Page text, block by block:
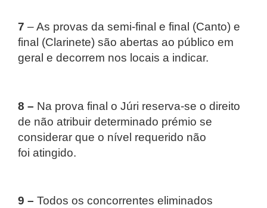
7 – As provas da semi-final e final (Canto) e
final (Clarinete) são abertas ao público em
geral e decorrem nos locais a indicar.
8 – Na prova final o Júri reserva-se o direito
de não atribuir determinado prémio se
considerar que o nível requerido não
foi atingido.
9 – Todos os concorrentes eliminados